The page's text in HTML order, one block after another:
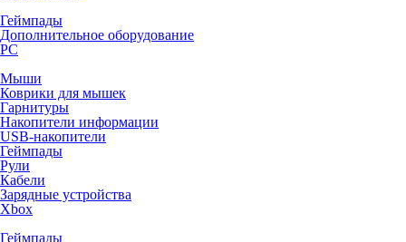
Геймпады
Дополнительное оборудование
PC
Мыши
Коврики для мышек
Гарнитуры
Накопители информации
USB-накопители
Геймпады
Рули
Кабели
Зарядные устройства
Xbox
Геймпады